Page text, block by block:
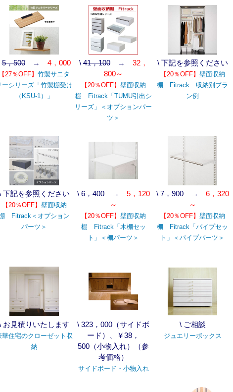
5，500→ 4，000
【27％OFF】 竹製サニタ
ーシリーズ「竹製棚受け
（KSU-1）」
\41，100→ 32，
800～
【20％OFF】 壁面収納
棚 Fitrack「TUMU引出シ
リーズ」＜オプションパー
ツ＞
\ 下記を参照ください
【20％OFF】 壁面収納
棚 Fitrack 収納別プラ
ン例
下記を参照ください
【20％OFF】 壁面収納
Fitrack＜オプション
パーツ＞
\6，400→ 5，120
～
【20％OFF】 壁面収納
棚 Fitrack「木棚セッ
ト」＜棚パーツ＞
\7，900→ 6，320
～
【20％OFF】 壁面収納
棚 Fitrack「パイプセッ
ト」＜パイプパーツ＞
お見積りいたします
華住宅のクローゼット収
納
\ 323，000（サイドボ
ード）、￥38，
500（小物入れ）（参
考価格）
サイドボード・小物入れ
\ ご相談
ジュエリーボックス